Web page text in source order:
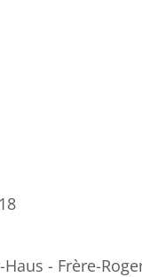
Haus - Frère-